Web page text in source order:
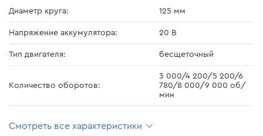
Диаметр круга: 125 мм
Напряжение аккумулятора: 20 В
Тип двигателя: бесщеточный
Количество оборотов:
3 000/4 200/5 200/6
780/8 000/9 000 об/
мин
Смотреть все характеристики